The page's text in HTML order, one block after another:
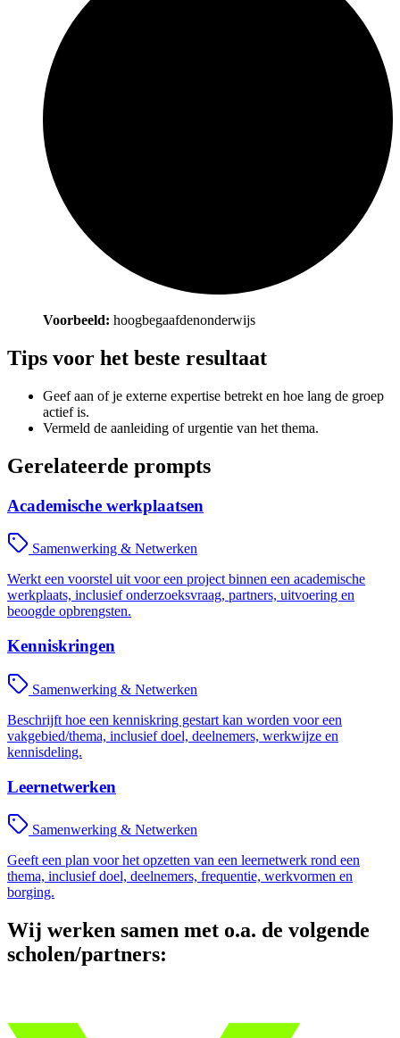
Voorbeeld: hoogbegaafdenonderwijs
Tips voor het beste resultaat
Geef aan of je externe expertise betrekt en hoe lang de groep
actief is.
Vermeld de aanleiding of urgentie van het thema.
Gerelateerde prompts
Academische werkplaatsen
Samenwerking & Netwerken
Werkt een voorstel uit voor een project binnen een academische
werkplaats, inclusief onderzoeksvraag, partners, uitvoering en
beoogde opbrengsten.
Kenniskringen
Samenwerking & Netwerken
Beschrijft hoe een kenniskring gestart kan worden voor een
vakgebied/thema, inclusief doel, deelnemers, werkwijze en
kennisdeling.
Leernetwerken
Samenwerking & Netwerken
Geeft een plan voor het opzetten van een leernetwerk rond een
thema, inclusief doel, deelnemers, frequentie, werkvormen en
borging.
Wij werken samen met o.a. de volgende
scholen/partners: